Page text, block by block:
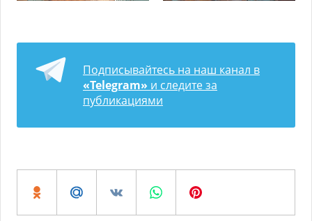
Подписывайтесь на наш канал в
«Telegram» и следите за
публикациями